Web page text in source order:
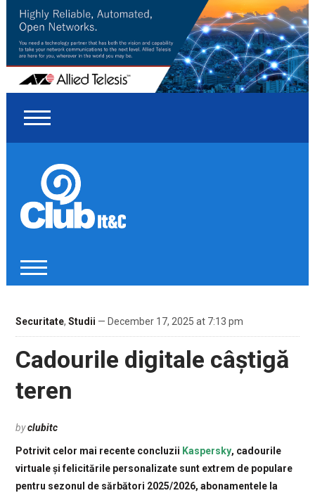
Securitate, Studii — December 17, 2025 at 7:13 pm
Cadourile digitale câștigă
teren
byclubitc
Potrivit celor mai recente concluzii Kaspersky, cadourile
virtuale și felicitările personalizate sunt extrem de populare
pentru sezonul de sărbători 2025/2026, abonamentele la